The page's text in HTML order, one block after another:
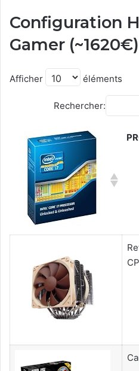
Configuration
Gamer (~1620€)
Afficher éléments
Rechercher: